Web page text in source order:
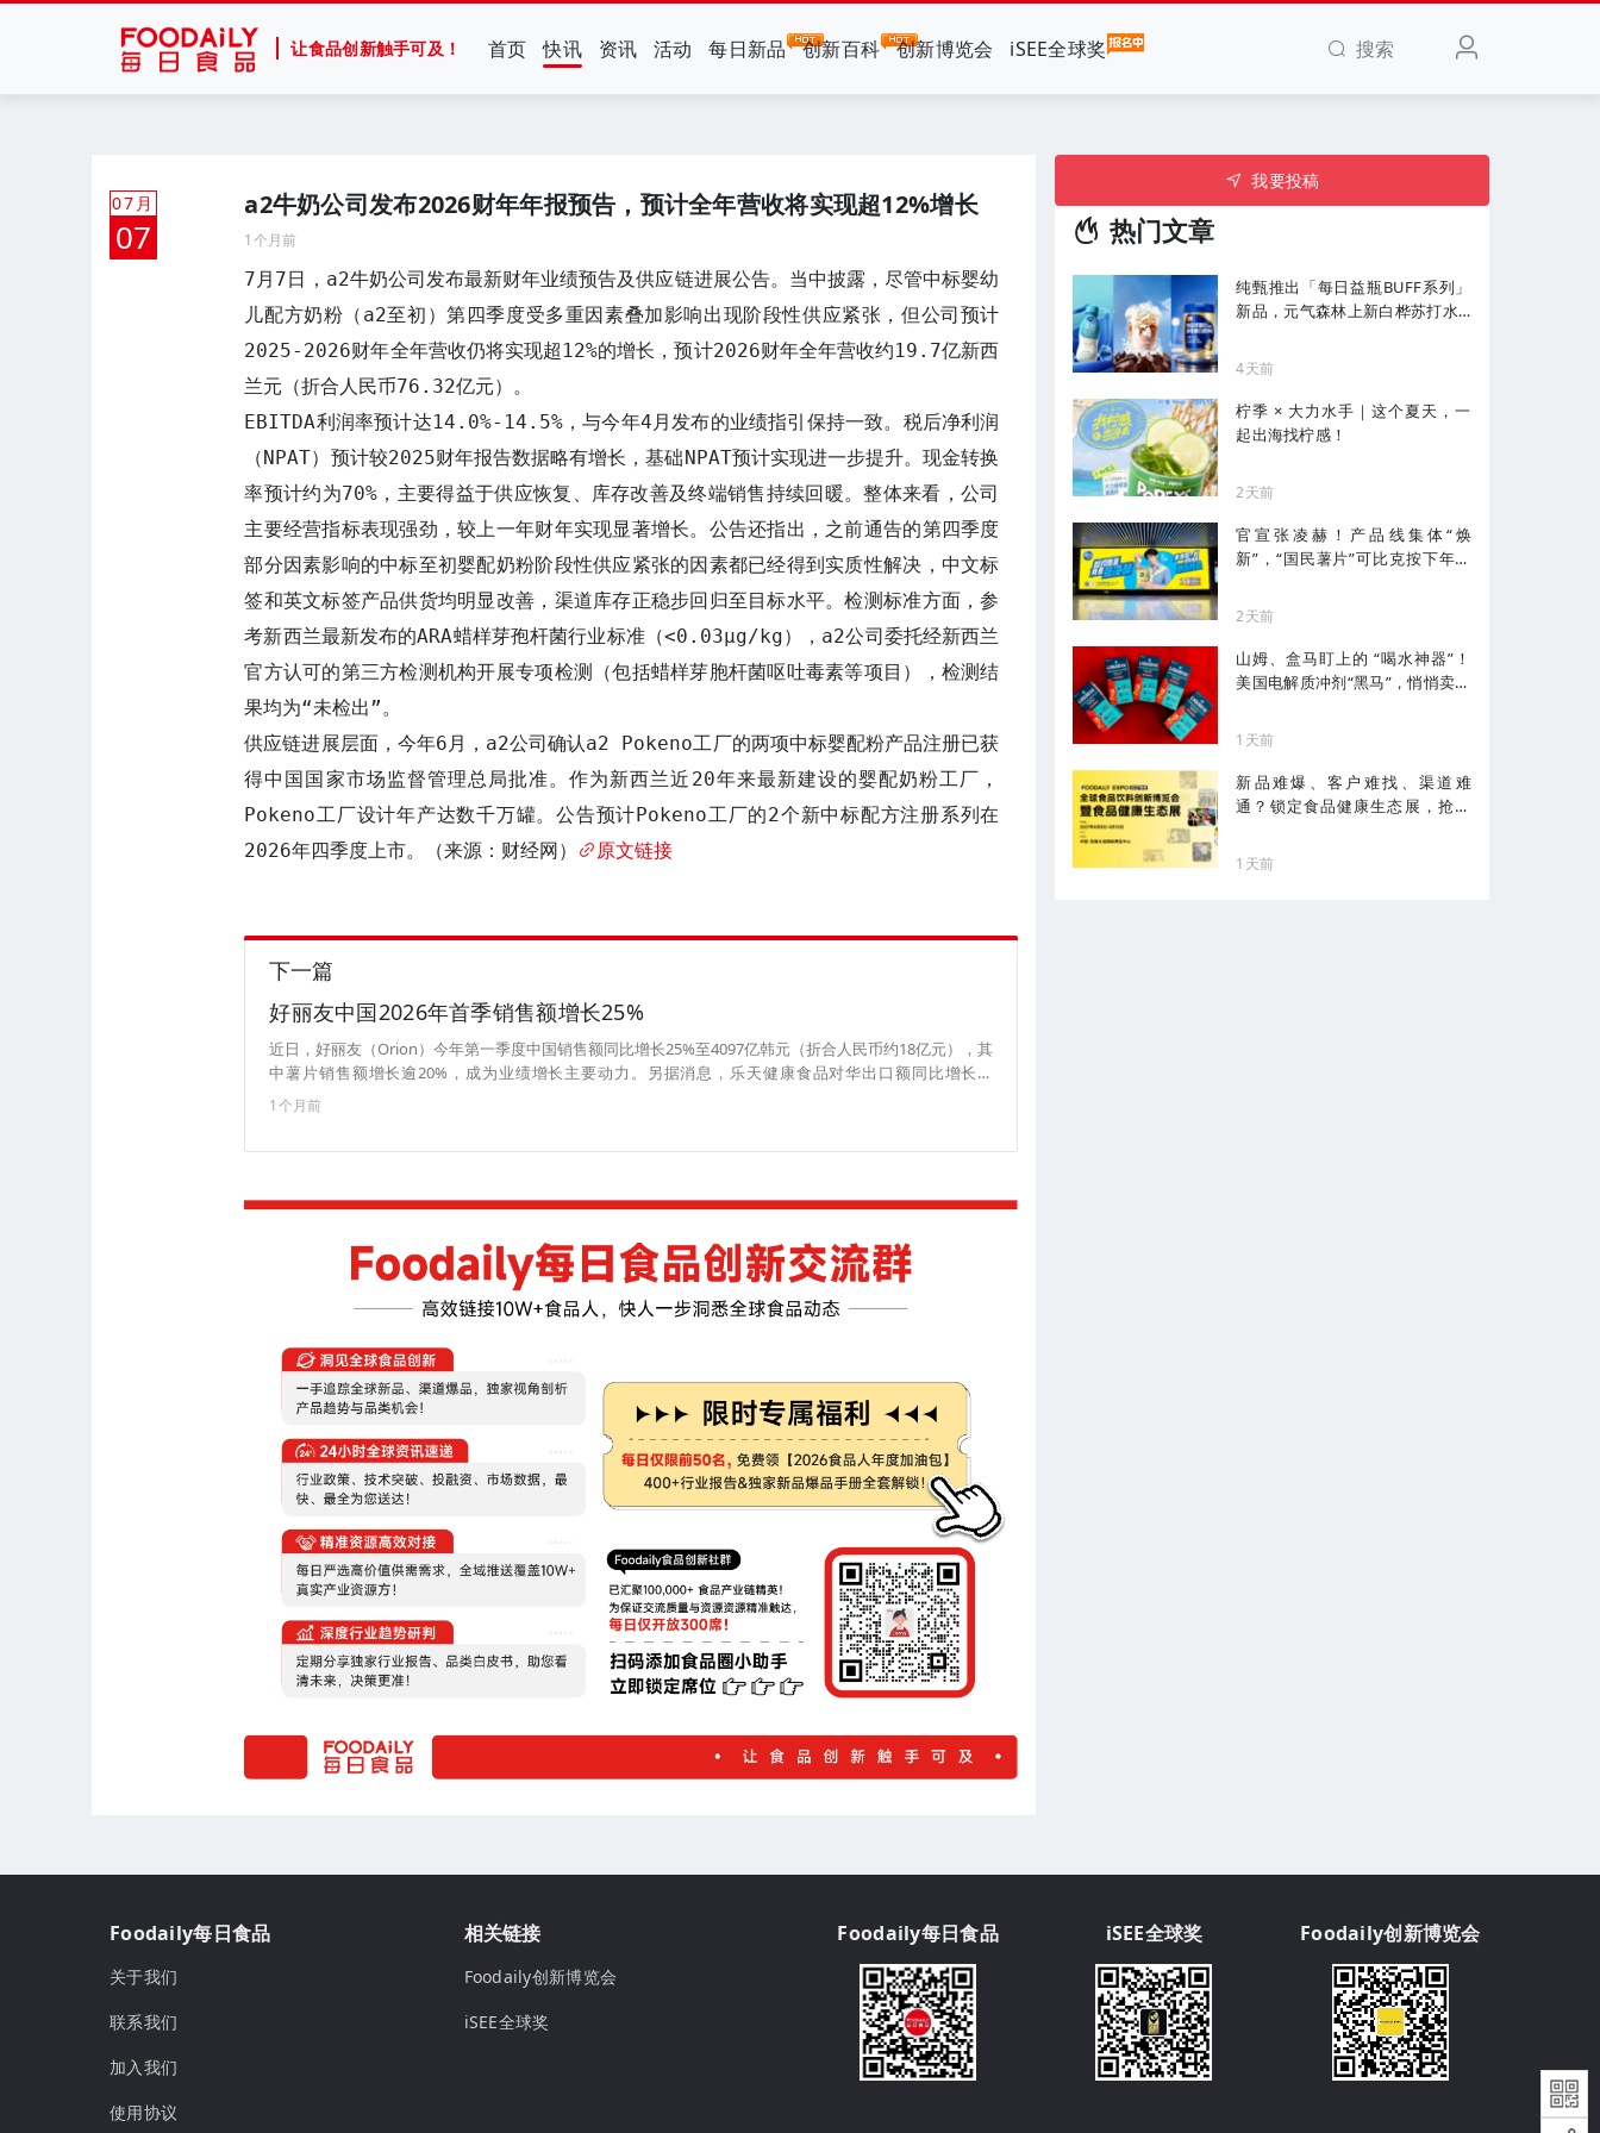
让食品创新触手可及！ 首页 快讯 资讯 活动 每日新品 创新百科 创新博览会 iSEE全球奖 搜索
07月
07
a2牛奶公司发布2026财年年报预告，预计全年营收将实现超12%增长
1个月前
7月7日，a2牛奶公司发布最新财年业绩预告及供应链进展公告。当中披露，尽管中标婴幼
儿配方奶粉（a2至初）第四季度受多重因素叠加影响出现阶段性供应紧张，但公司预计
2025-2026财年全年营收仍将实现超12%的增长，预计2026财年全年营收约19.7亿新西
兰元（折合人民币76.32亿元）。
EBITDA利润率预计达14.0%-14.5%，与今年4月发布的业绩指引保持一致。税后净利润
（NPAT）预计较2025财年报告数据略有增长，基础NPAT预计实现进一步提升。现金转换
率预计约为70%，主要得益于供应恢复、库存改善及终端销售持续回暖。整体来看，公司
主要经营指标表现强劲，较上一年财年实现显著增长。公告还指出，之前通告的第四季度
部分因素影响的中标至初婴配奶粉阶段性供应紧张的因素都已经得到实质性解决，中文标
签和英文标签产品供货均明显改善，渠道库存正稳步回归至目标水平。检测标准方面，参
考新西兰最新发布的ARA蜡样芽孢杆菌行业标准（<0.03μg/kg），a2公司委托经新西兰
官方认可的第三方检测机构开展专项检测（包括蜡样芽胞杆菌呕吐毒素等项目），检测结
果均为“未检出”。
供应链进展层面，今年6月，a2公司确认a2 Pokeno工厂的两项中标婴配粉产品注册已获
得中国国家市场监督管理总局批准。作为新西兰近20年来最新建设的婴配奶粉工厂，
Pokeno工厂设计年产达数千万罐。公告预计Pokeno工厂的2个新中标配方注册系列在
2026年四季度上市。（来源：财经网）
原文链接
下一篇
好丽友中国2026年首季销售额增长25%
近日，好丽友（Orion）今年第一季度中国销售额同比增长25%至4097亿韩元（折合人民币约18亿元），其
中薯片销售额增长逾20%，成为业绩增长主要动力。另据消息，乐天健康食品对华出口额同比增长超
90%。 ​​​（来源：五谷财经）
1个月前
我要投稿
热门文章
纯甄推出「每日益瓶BUFF系列」
新品，元气森林上新白桦苏打水...
4天前
柠季 × 大力水手｜这个夏天，一
起出海找柠感！
2天前
官宣张凌赫！产品线集体“焕
新”，“国民薯片”可比克按下年轻
2天前
山姆、盒马盯上的 “喝水神器”！
美国电解质冲剂“黑马”，悄悄卖了
1天前
新品难爆、客户难找、渠道难
通？锁定食品健康生态展，抢占
1天前
Foodaily每日食品
关于我们
联系我们
加入我们
使用协议
相关链接
Foodaily创新博览会
iSEE全球奖
Foodaily每日食品 iSEE全球奖 Foodaily创新博览会